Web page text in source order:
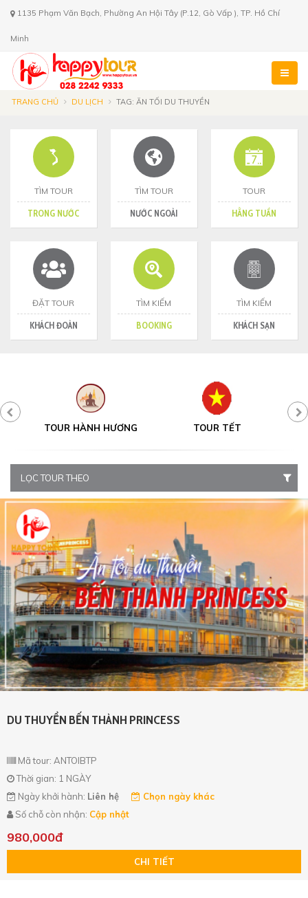
1135 Phạm Văn Bạch, Phường An Hội Tây (P.12, Gò Vấp ), TP. Hồ Chí
Minh
TRANG CHỦ DU LỊCH TAG: ĂN TỐI DU THUYỀN
TÌM TOUR
TRONG NƯỚC
TÌM TOUR
NƯỚC NGOÀI
TOUR
HẰNG TUẦN
ĐẶT TOUR
KHÁCH ĐOÀN
TÌM KIẾM
BOOKING
TÌM KIẾM
KHÁCH SẠN
TOUR HÀNH HƯƠNG TOUR TẾT
LỌC TOUR THEO
DU THUYỀN BẾN THÀNH PRINCESS
Mã tour: ANTOIBTP
Thời gian: 1 NGÀY
Ngày khởi hành: Liên hệ
Chọn ngày khác
Số chỗ còn nhận: Cập nhật
980,000đ
CHI TIẾT